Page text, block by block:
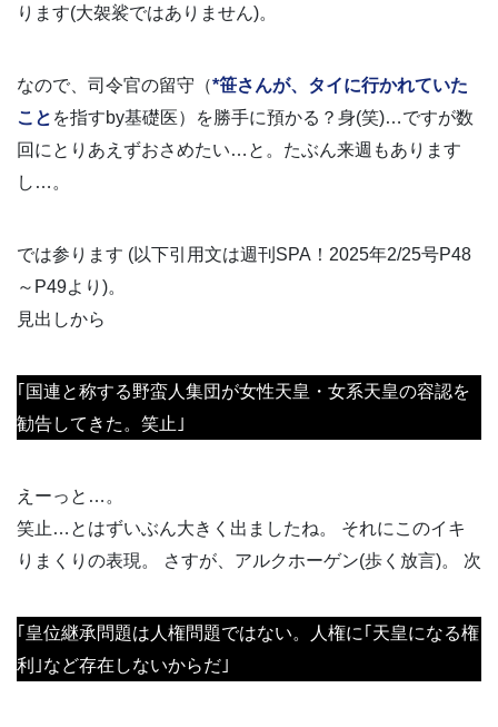
ります(大袈裟ではありません)。
なので、司令官の留守（*笹さんが、タイに行かれていた
こと を指すby基礎医）を勝手に預かる？身(笑)…ですが数
回にとりあえずおさめたい…と。たぶん来週もあります
し…。
では参ります (以下引用文は週刊SPA！2025年2/25号P48
～P49より)。
見出しから
｢国連と称する野蛮人集団が女性天皇・女系天皇の容認を
勧告してきた。笑止｣
えーっと…。
笑止…とはずいぶん大きく出ましたね。 それにこのイキ
りまくりの表現。 さすが、アルクホーゲン(歩く放言)。 次
｢皇位継承問題は人権問題ではない。人権に｢天皇になる権
利｣など存在しないからだ｣